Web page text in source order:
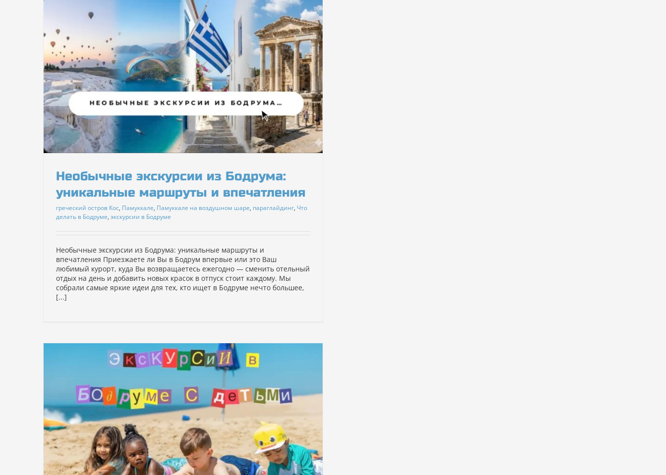
Необычные экскурсии из Бодрума:
уникальные маршруты и впечатления
греческий остров Кос, Памуккале, Памуккале на воздушном шаре, параглайдинг, Что
делать в Бодруме, экскурсии в Бодруме
Необычные экскурсии из Бодрума: уникальные маршруты и
впечатления Приезжаете ли Вы в Бодрум впервые или это Ваш
любимый курорт, куда Вы возвращаетесь ежегодно — сменить отельный
отдых на день и добавить новых красок в отпуск стоит каждому. Мы
собрали самые яркие идеи для тех, кто ищет в Бодруме нечто большее,
[...]